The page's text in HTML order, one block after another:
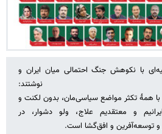
با نکوهش جنگ احتمالی میان ایران و
نوشتند:
با همهٔ تکثر مواضع سیاسی‌مان، بدون لکنت و
و معتقدیم علاج، ولو دشوار، در
و توسعه‌آفرین و افق‌گشا است.